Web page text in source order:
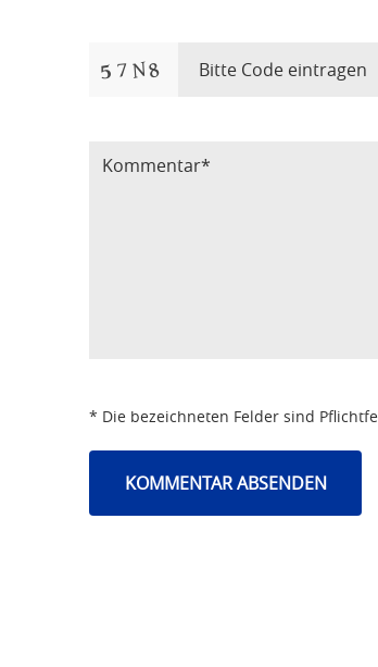
* Die bezeichneten Felder sind